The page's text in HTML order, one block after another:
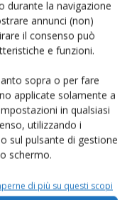
durante la navigazione
annunci (non)
il consenso può
e funzioni.
sopra o per fare
applicate solamente a
in qualsiasi
utilizzando i
sul pulsante di gestione
schermo.
di più su questi scopi
edizione del